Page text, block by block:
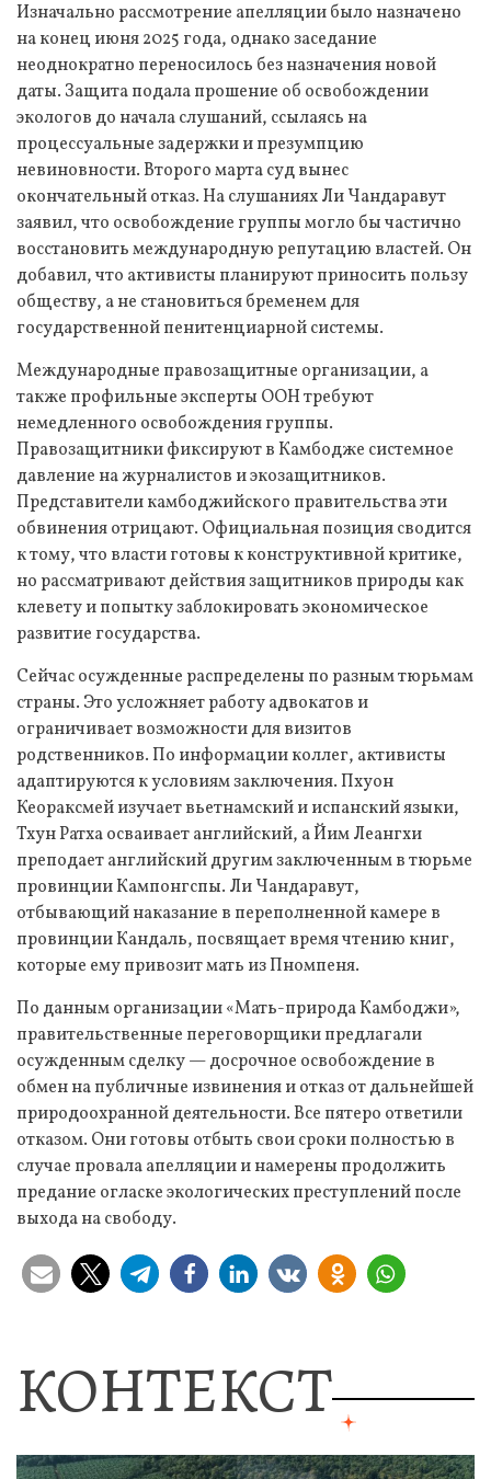
Изначально рассмотрение апелляции было назначено
на конец июня 2025 года, однако заседание
неоднократно переносилось без назначения новой
даты. Защита подала прошение об освобождении
экологов до начала слушаний, ссылаясь на
процессуальные задержки и презумпцию
невиновности. Второго марта суд вынес
окончательный отказ. На слушаниях Ли Чандаравут
заявил, что освобождение группы могло бы частично
восстановить международную репутацию властей. Он
добавил, что активисты планируют приносить пользу
обществу, а не становиться бременем для
государственной пенитенциарной системы.
Международные правозащитные организации, а
также профильные эксперты ООН требуют
немедленного освобождения группы.
Правозащитники фиксируют в Камбодже системное
давление на журналистов и экозащитников.
Представители камбоджийского правительства эти
обвинения отрицают. Официальная позиция сводится
к тому, что власти готовы к конструктивной критике,
но рассматривают действия защитников природы как
клевету и попытку заблокировать экономическое
развитие государства.
Сейчас осужденные распределены по разным тюрьмам
страны. Это усложняет работу адвокатов и
ограничивает возможности для визитов
родственников. По информации коллег, активисты
адаптируются к условиям заключения. Пхуон
Кеораксмей изучает вьетнамский и испанский языки,
Тхун Ратха осваивает английский, а Йим Леангхи
преподает английский другим заключенным в тюрьме
провинции Кампонгспы. Ли Чандаравут,
отбывающий наказание в переполненной камере в
провинции Кандаль, посвящает время чтению книг,
которые ему привозит мать из Пномпеня.
По данным организации «Мать-природа Камбоджи»,
правительственные переговорщики предлагали
осужденным сделку — досрочное освобождение в
обмен на публичные извинения и отказ от дальнейшей
природоохранной деятельности. Все пятеро ответили
отказом. Они готовы отбыть свои сроки полностью в
случае провала апелляции и намерены продолжить
предание огласке экологических преступлений после
выхода на свободу.
КОНТЕКСТ